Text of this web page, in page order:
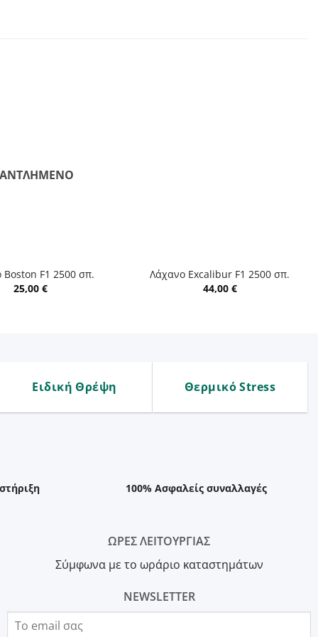
Boston F1 2500 σπ.
25,00 €
Λάχανο Excalibur F1 2500 σπ.
44,00 €
Ειδική Θρέψη Θερμικό Stress
100% Ασφαλείς συναλλαγές
ΩΡΕΣ ΛΕΙΤΟΥΡΓΙΑΣ
Σύμφωνα με το ωράριο καταστημάτων
NEWSLETTER